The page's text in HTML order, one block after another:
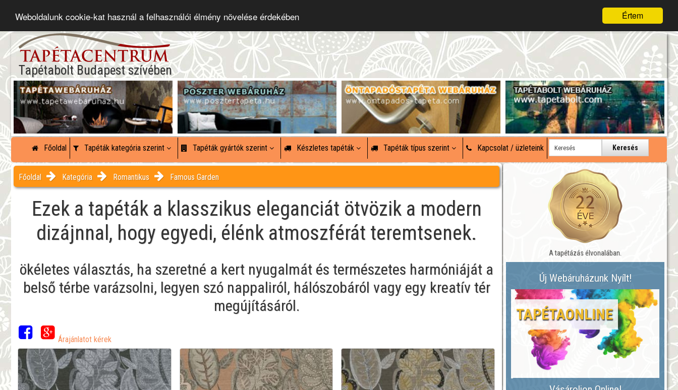
Értem
Weboldalunk cookie-kat használ a felhasználói élmény növelése érdekében
Tapétabolt Budapest szívében
Főoldal Tapéták kategória szerint Tapéták gyártók szerint Készletes tapéták Tapéták típus szerint Kapcsolat / üzleteink Keresés
Főoldal Kategória Romantikus Famous Garden
Ezek a tapéták a klasszikus eleganciát ötvözik a modern
dizájnnal, hogy egyedi, élénk atmoszférát teremtsenek.
ökéletes választás, ha szeretné a kert nyugalmát és természetes harmóniáját a
belső térbe varázsolni, legyen szó nappaliról, hálószobáról vagy egy kreatív tér
megújításáról.
Árajánlatot kérek
A tapétázás élvonalában.
Új Webáruházunk Nyílt!
TAPÉTAONLINE